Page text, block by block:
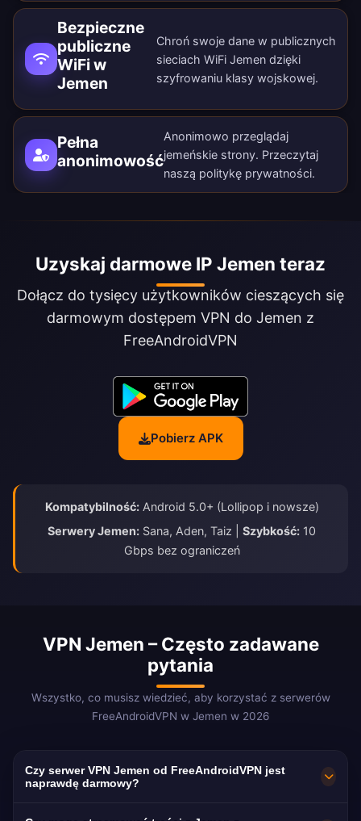
Bezpieczne
publiczne
WiFi w
Jemen
Chroń swoje dane w publicznych
sieciach WiFi Jemen dzięki
szyfrowaniu klasy wojskowej.
Pełna
anonimowość
Anonimowo przeglądaj
jemeńskie strony. Przeczytaj
naszą politykę prywatności.
Uzyskaj darmowe IP Jemen teraz
Dołącz do tysięcy użytkowników cieszących się
darmowym dostępem VPN do Jemen z
FreeAndroidVPN
Pobierz APK
Kompatybilność:Android 5.0+ (Lollipop i nowsze)
Serwery Jemen: Sana, Aden, Taiz | Szybkość: 10
Gbps bez ograniczeń
VPN Jemen – Często zadawane
pytania
Wszystko, co musisz wiedzieć, aby korzystać z serwerów
FreeAndroidVPN w Jemen w 2026
Czy serwer VPN Jemen od FreeAndroidVPN jest
naprawdę darmowy?
Tak! Serwery VPN Jemen od FreeAndroidVPN